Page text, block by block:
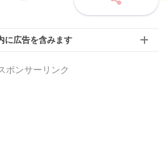
に広告を含みます
ポンサーリンク